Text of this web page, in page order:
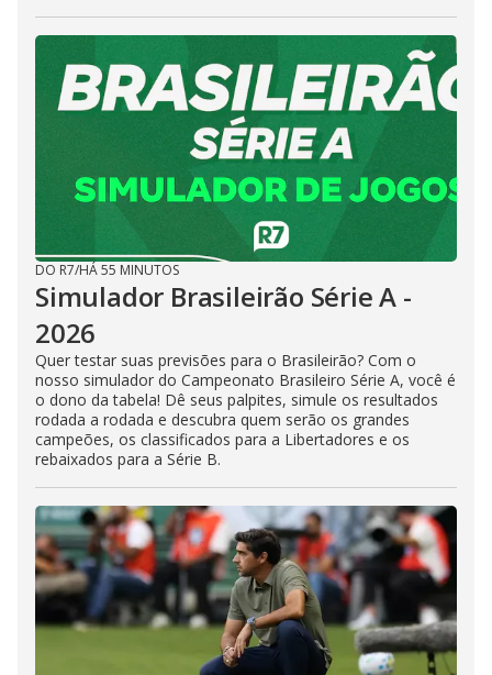
DO R7/HÁ 55 MINUTOS
Simulador Brasileirão Série A -
2026
Quer testar suas previsões para o Brasileirão? Com o
nosso simulador do Campeonato Brasileiro Série A, você é
o dono da tabela! Dê seus palpites, simule os resultados
rodada a rodada e descubra quem serão os grandes
campeões, os classificados para a Libertadores e os
rebaixados para a Série B.